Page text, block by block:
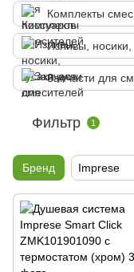
Комплекты
Изливы, носики,
Запчасти для
Фильтр 1
Бренд Imprese